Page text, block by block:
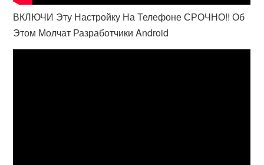
ВКЛЮЧИ Эту Настройку На Телефоне СРОЧНО!! Об
Этом Молчат Разработчики Android